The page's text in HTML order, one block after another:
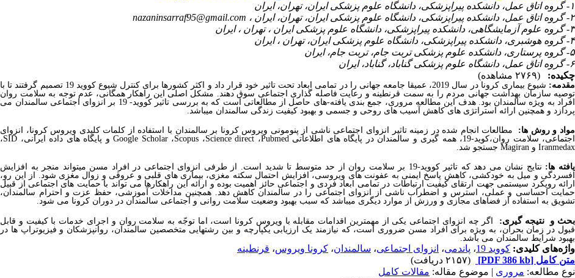
۱- گروه اتاق عمل، دانشکده پیراپزشکی، دانشگاه علوم پزشکی ایران، تهران، ایران
۲- گروه اتاق عمل، دانشکده پیراپزشکی، دانشگاه علوم پزشکی ایران، تهران، ایران ،
nazaninsarraf95@gmail.com
۳- گروه علوم آزمایشگاهی، دانشکده پیراپزشکی، دانشگاه علوم پزشکی ایران ، تهران ، ایران
۴- گروه هوشبری، دانشکده پیراپزشکی، دانشگاه علوم پزشکی ایران، تهران ، ایران
۵- گروه پرستاری، دانشکده علوم پزشکی تربت جام، تربت جام، ایران
۶- گروه اتاق عمل، دانشگاه علوم پزشکی گناباد، گناباد، ایران
چکیده:
(۲۷۶۹ مشاهده)
مقدمه: شیوع بیماری کرونا در سال 2019،
عمیقا جامعه جهانی را در تمامی ابعاد تحت تاثیر خود قرار داد و اکثر کشورها برای کنترل شیوع کووید 19 تصمیم گرفتند تا با
توصیه سازمان بهداشت جهانی مردم را به سمت قرنطینه و رعایت فاصله گذاری اجتماعی سوق دهند. مشکل اصلی این راهکار همگانی، عدم توجه به سلامت روان
افراد به ویژه سالمندان بود. هدف این مطالعه مروری،
جمع بندی یافته-های حاصل از مطالعاتی است که به بررسی تاثیر کووید- 19 بر انزوای اجتماعی سالمندان می
پردازد و همچنین ارائه استراتژی های کاهش آسیب های روحی و جسمی و بهبود کیفیت زندگی سالمندان می­باشد.
مواد و روش ها: مطالعات انجام شده در زمینه تاثیر انزوای اجتماعی ناشی از پنومونی ویروس کرونا بر سالمندان با استفاده از کلمات کلیدی ویروس کرونا، انزوای
اجتماعی، سلامت روان،کوید-19 ، همه گیری و سالمندان در پایگاه های اطلاعاتی Pubmed، Science direct، Scopus،Google Scholarو پایگاه های داده ایرانی، SID،
Iranmedax و Magiran جستجو شد.
یافته ها:
نتایج نشان می دهد که تاثیر کووید-19 بر سلامت روان از حد متوسط تا شدید است. از طرفی انزوای اجتماعی در افراد مسن می­تواند منجر به افزایش
افسردگی و میل به خودکشی، کاهش پاسخ ایمنی به عفونت های ویروسی، افزایش احتمال سکته مغزی، بیماری های قلبی و عروقی و زوال مغزی شود. از این رو،
ارائه رویکرد سیستمی جهت ارتقای کیفیت ارتباطات در تمامی ابعاد فردی و اجتماعی حائز اهمیت بوده و ارائه این راهکارها می تواند با حمایت های اجتماعی از قبیل
حمایت احساسی و عملی، استرس و اضطراب ناشی از انزوای اجتماعی را در سالمندان کاهش دهد. همچنین مداخلات آموزشی، حفظ عزت و احترام سالمندان،
تشویق به استفاده از فضاهای مجازی و ورزش از موارد دیگری می­باشد که سبب بهبود وضعیت سلامت روانی و اجتماعی سالمندان در دوران کرونا می شود.
بحث و نتیجه گیری: اگر چه انزوای اجتماعی یکی از مهمترین اقدامات مقابله با ویروس کرونا است، اما توجّه به سلامت روان و اجرای خدمات با کیفیت و قابل
قبول در زمان بحران، به ویژه برای افراد مسن ضروری است، که نیازمند یک ارزیابی یکپارچه و بین رشته­ایی متخصصین سالمندان، روانپزشکان و فیزیوتراپ ها در
بهبود شرایط سالمندان می ­باشد.
واژه‌های کلیدی: کووید 19 ، پاندمی، انزوای اجتماعی، سالمندان، کرونا ویروس، قرنطینه
متن کامل [PDF 386 kb]
(۲۱۵۷ دریافت)
نوع مطالعه: مروری | موضوع مقاله: مقالات کامل